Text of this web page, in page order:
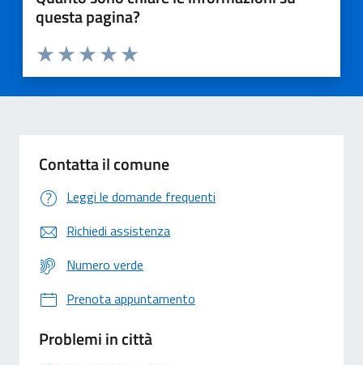
questa pagina?
Valuta 5 stelle su 5
Valuta 4 stelle su 5
Valuta 3 stelle su 5
Valuta 2 stelle su 5
Valuta 1 stelle su 5
Contatta il comune
Leggi le domande frequenti
Richiedi assistenza
Numero verde
Prenota appuntamento
Problemi in città